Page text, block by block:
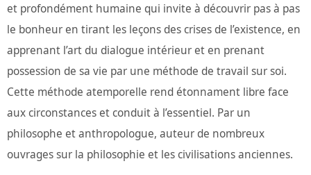
et profondément humaine qui invite à découvrir pas à pas
le bonheur en tirant les leçons des crises de l’existence, en
apprenant l’art du dialogue intérieur et en prenant
possession de sa vie par une méthode de travail sur soi.
Cette méthode atemporelle rend étonnament libre face
aux circonstances et conduit à l’essentiel. Par un
philosophe et anthropologue, auteur de nombreux
ouvrages sur la philosophie et les civilisations anciennes.